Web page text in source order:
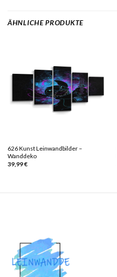
ÄHNLICHE PRODUKTE
626 Kunst Leinwandbilder –
Wanddeko
39,99€